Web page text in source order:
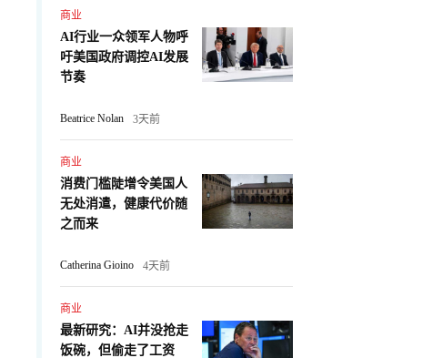
商业
AI行业一众领军人物呼
吁美国政府调控AI发展
节奏
Beatrice Nolan 3天前
商业
消费门槛陡增令美国人
无处消遣，健康代价随
之而来
Catherina Gioino 4天前
商业
最新研究：AI并没抢走
饭碗，但偷走了工资